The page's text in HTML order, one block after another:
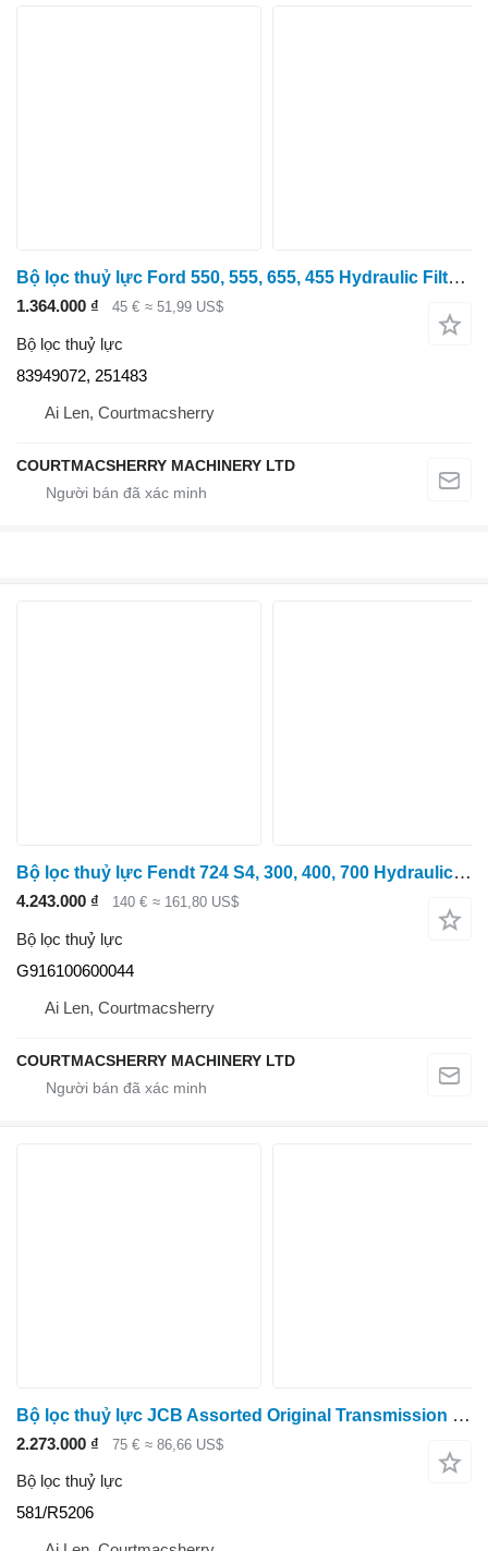
Bộ lọc thuỷ lực Ford 550, 555, 655, 455 Hydraulic Filter Genuine 83949072, 251483 dành cho máy kéo bánh lốp
1.364.000 ₫ 45 € ≈ 51,99 US$
Bộ lọc thuỷ lực
83949072, 251483
Ai Len, Courtmacsherry
COURTMACSHERRY MACHINERY LTD
Bộ lọc thuỷ lực Fendt 724 S4, 300, 400, 700 Hydraulic Filter Assy G916100600044, F9161 dành cho máy kéo bánh lốp 724 S4
4.243.000 ₫ 140 € ≈ 161,80 US$
Bộ lọc thuỷ lực
G916100600044
Ai Len, Courtmacsherry
COURTMACSHERRY MACHINERY LTD
Bộ lọc thuỷ lực JCB Assorted Original Transmission Hydraulic Filter 581/r5206 581/R5206 dành cho máy kéo bánh lốp
2.273.000 ₫ 75 € ≈ 86,66 US$
Bộ lọc thuỷ lực
581/R5206